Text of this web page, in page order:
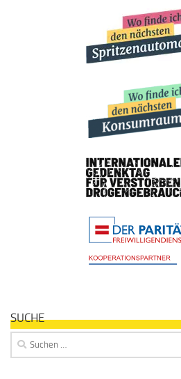
SUCHE
Suchen
nach: